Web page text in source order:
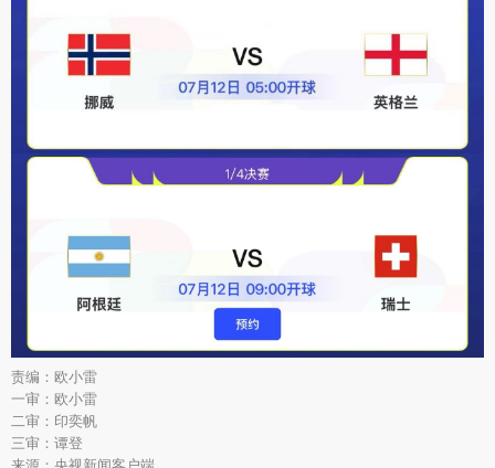
责编：欧小雷
一审：欧小雷
二审：印奕帆
三审：谭登